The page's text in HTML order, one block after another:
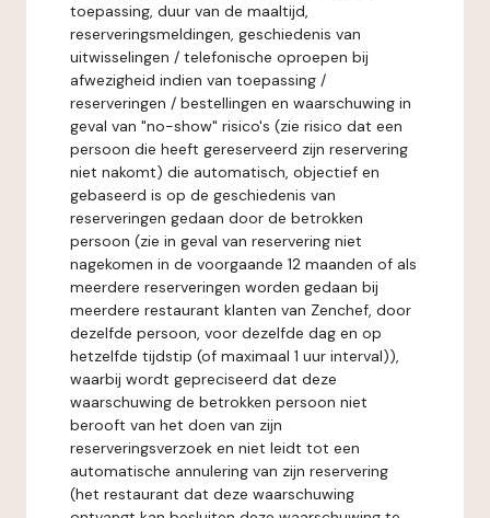
toepassing, duur van de maaltijd,
reserveringsmeldingen, geschiedenis van
uitwisselingen / telefonische oproepen bij
afwezigheid indien van toepassing /
reserveringen / bestellingen en waarschuwing in
geval van "no-show" risico's (zie risico dat een
persoon die heeft gereserveerd zijn reservering
niet nakomt) die automatisch, objectief en
gebaseerd is op de geschiedenis van
reserveringen gedaan door de betrokken
persoon (zie in geval van reservering niet
nagekomen in de voorgaande 12 maanden of als
meerdere reserveringen worden gedaan bij
meerdere restaurant klanten van Zenchef, door
dezelfde persoon, voor dezelfde dag en op
hetzelfde tijdstip (of maximaal 1 uur interval)),
waarbij wordt gepreciseerd dat deze
waarschuwing de betrokken persoon niet
berooft van het doen van zijn
reserveringsverzoek en niet leidt tot een
automatische annulering van zijn reservering
(het restaurant dat deze waarschuwing